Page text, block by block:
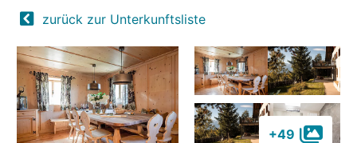
zurück zur Unterkunftsliste
+49